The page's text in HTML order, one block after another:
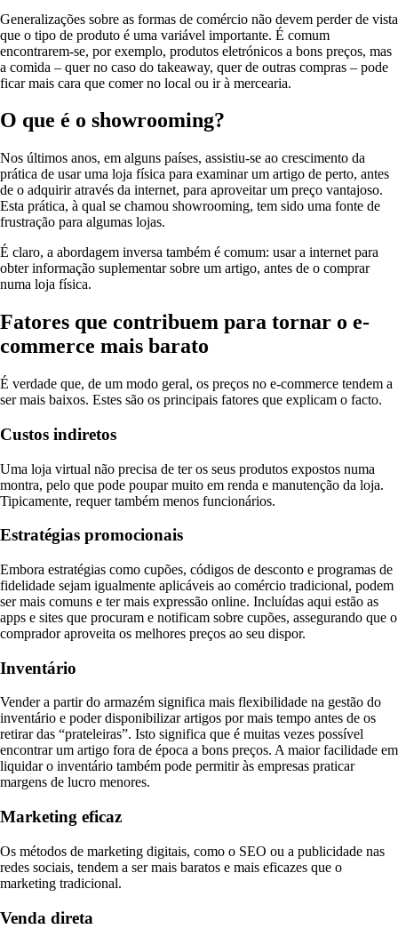
Generalizações sobre as formas de comércio não devem perder de vista
que o tipo de produto é uma variável importante. É comum
encontrarem-se, por exemplo, produtos eletrónicos a bons preços, mas
a comida – quer no caso do takeaway, quer de outras compras – pode
ficar mais cara que comer no local ou ir à mercearia.
O que é o showrooming?
Nos últimos anos, em alguns países, assistiu-se ao crescimento da
prática de usar uma loja física para examinar um artigo de perto, antes
de o adquirir através da internet, para aproveitar um preço vantajoso.
Esta prática, à qual se chamou showrooming, tem sido uma fonte de
frustração para algumas lojas.
É claro, a abordagem inversa também é comum: usar a internet para
obter informação suplementar sobre um artigo, antes de o comprar
numa loja física.
Fatores que contribuem para tornar o e-
commerce mais barato
É verdade que, de um modo geral, os preços no e-commerce tendem a
ser mais baixos. Estes são os principais fatores que explicam o facto.
Custos indiretos
Uma loja virtual não precisa de ter os seus produtos expostos numa
montra, pelo que pode poupar muito em renda e manutenção da loja.
Tipicamente, requer também menos funcionários.
Estratégias promocionais
Embora estratégias como cupões, códigos de desconto e programas de
fidelidade sejam igualmente aplicáveis ao comércio tradicional, podem
ser mais comuns e ter mais expressão online. Incluídas aqui estão as
apps e sites que procuram e notificam sobre cupões, assegurando que o
comprador aproveita os melhores preços ao seu dispor.
Inventário
Vender a partir do armazém significa mais flexibilidade na gestão do
inventário e poder disponibilizar artigos por mais tempo antes de os
retirar das “prateleiras”. Isto significa que é muitas vezes possível
encontrar um artigo fora de época a bons preços. A maior facilidade em
liquidar o inventário também pode permitir às empresas praticar
margens de lucro menores.
Marketing eficaz
Os métodos de marketing digitais, como o SEO ou a publicidade nas
redes sociais, tendem a ser mais baratos e mais eficazes que o
marketing tradicional.
Venda direta